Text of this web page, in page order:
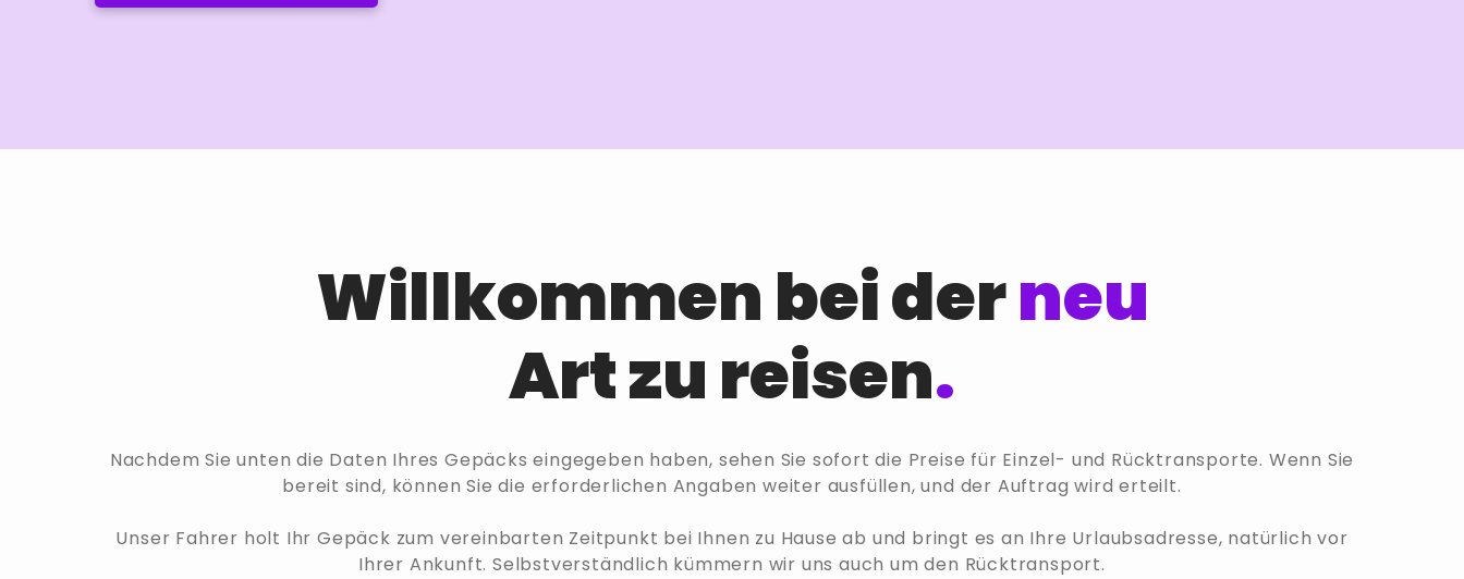
Willkommen bei derneu
Art zu reisen.
Nachdem Sie unten die Daten Ihres Gepäcks eingegeben haben, sehen Sie sofort die Preise für Einzel- und Rücktransporte. Wenn Sie
bereit sind, können Sie die erforderlichen Angaben weiter ausfüllen, und der Auftrag wird erteilt.
Unser Fahrer holt Ihr Gepäck zum vereinbarten Zeitpunkt bei Ihnen zu Hause ab und bringt es an Ihre Urlaubsadresse, natürlich vor
Ihrer Ankunft. Selbstverständlich kümmern wir uns auch um den Rücktransport.